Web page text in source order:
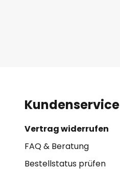
Kundenservice
Vertrag widerrufen
FAQ & Beratung
Bestellstatus prüfen